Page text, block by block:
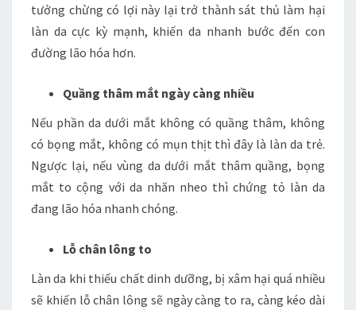
tưởng chừng có lợi này lại trở thành sát thủ làm hại
làn da cực kỳ mạnh, khiến da nhanh bước đến con
đường lão hóa hơn.
Quầng thâm mắt ngày càng nhiều
Nếu phần da dưới mắt không có quầng thâm, không
có bọng mắt, không có mụn thịt thì đây là làn da trẻ.
Ngược lại, nếu vùng da dưới mắt thâm quầng, bọng
mắt to cộng với da nhăn nheo thì chứng tỏ làn da
đang lão hóa nhanh chóng.
Lỗ chân lông to
Làn da khi thiếu chất dinh dưỡng, bị xâm hại quá nhiều
sẽ khiến lỗ chân lông sẽ ngày càng to ra, càng kéo dài